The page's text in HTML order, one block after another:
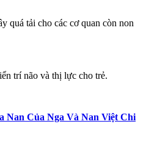
quá tải cho các cơ quan còn non
trí não và thị lực cho trẻ.
Nan Của Nga Và Nan Việt Chi